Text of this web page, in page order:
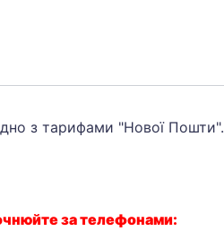
з тарифами "Нової Пошти".
за телефонами: